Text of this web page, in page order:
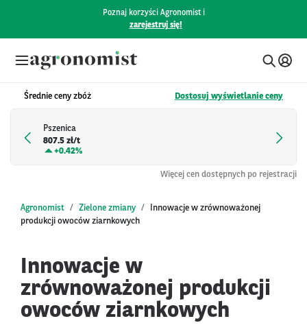
Poznaj korzyści Agronomist i
zarejestruj się!
Średnie ceny zbóż Dostosuj wyświetlanie ceny
Pszenica
807.5 zł/t
+0.42%
Więcej cen dostępnych po rejestracji
Agronomist Zielone zmiany
Innowacje w zrównoważonej
produkcji owoców ziarnkowych
Innowacje w
zrównoważonej produkcji
owoców ziarnkowych